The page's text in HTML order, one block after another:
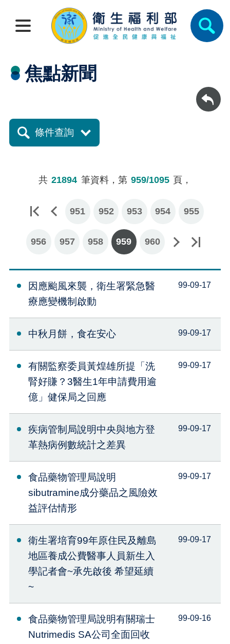
焦點新聞
回上一頁
條件查詢
共 21894 筆資料，第 959/1095 頁，
951 952 953 954 955
956 957 958 959 960
下一頁最後一頁
因應颱風來襲，衛生署緊急醫
療應變機制啟動
99-09-17
中秋月餅，食在安心 99-09-17
有關監察委員黃煌雄所提「洗
腎好賺？3醫生1年申請費用逾
億」健保局之回應
99-09-17
疾病管制局說明中央與地方登
革熱病例數統計之差異
99-09-17
食品藥物管理局說明
sibutramine成分藥品之風險效
益評估情形
99-09-17
衛生署培育99年原住民及離島
地區養成公費醫事人員新生入
學記者會~承先啟後 希望延續
~
99-09-17
食品藥物管理局說明有關瑞士
Nutrimedis SA公司全面回收
99-09-16